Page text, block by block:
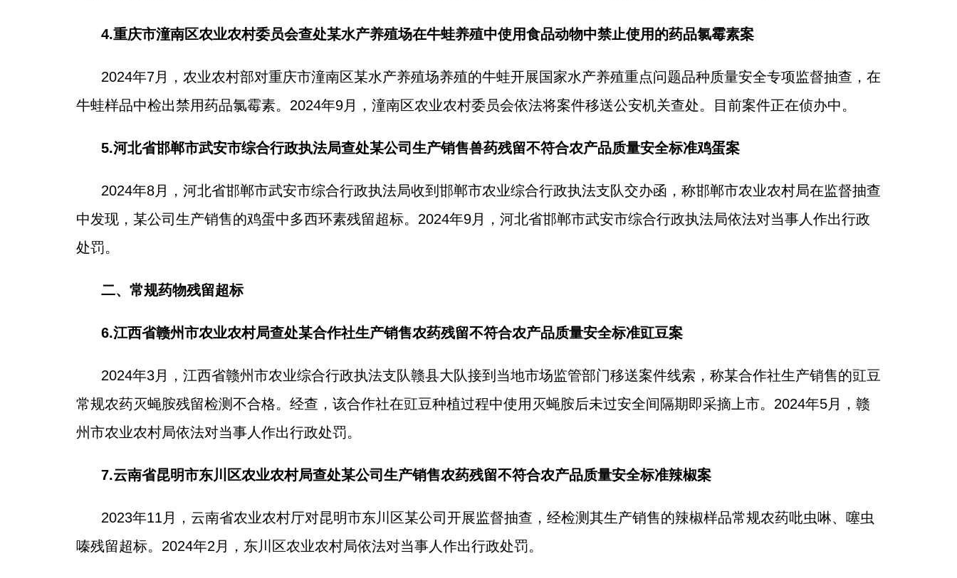
4.重庆市潼南区农业农村委员会查处某水产养殖场在牛蛙养殖中使用食品动物中禁止使用的药品氯霉素案
2024年7月，农业农村部对重庆市潼南区某水产养殖场养殖的牛蛙开展国家水产养殖重点问题品种质量安全专项监督抽查，在
牛蛙样品中检出禁用药品氯霉素。2024年9月，潼南区农业农村委员会依法将案件移送公安机关查处。目前案件正在侦办中。
5.河北省邯郸市武安市综合行政执法局查处某公司生产销售兽药残留不符合农产品质量安全标准鸡蛋案
2024年8月，河北省邯郸市武安市综合行政执法局收到邯郸市农业综合行政执法支队交办函，称邯郸市农业农村局在监督抽查
中发现，某公司生产销售的鸡蛋中多西环素残留超标。2024年9月，河北省邯郸市武安市综合行政执法局依法对当事人作出行政
处罚。
二、常规药物残留超标
6.江西省赣州市农业农村局查处某合作社生产销售农药残留不符合农产品质量安全标准豇豆案
2024年3月，江西省赣州市农业综合行政执法支队赣县大队接到当地市场监管部门移送案件线索，称某合作社生产销售的豇豆
常规农药灭蝇胺残留检测不合格。经查，该合作社在豇豆种植过程中使用灭蝇胺后未过安全间隔期即采摘上市。2024年5月，赣
州市农业农村局依法对当事人作出行政处罚。
7.云南省昆明市东川区农业农村局查处某公司生产销售农药残留不符合农产品质量安全标准辣椒案
2023年11月，云南省农业农村厅对昆明市东川区某公司开展监督抽查，经检测其生产销售的辣椒样品常规农药吡虫啉、噻虫
嗪残留超标。2024年2月，东川区农业农村局依法对当事人作出行政处罚。